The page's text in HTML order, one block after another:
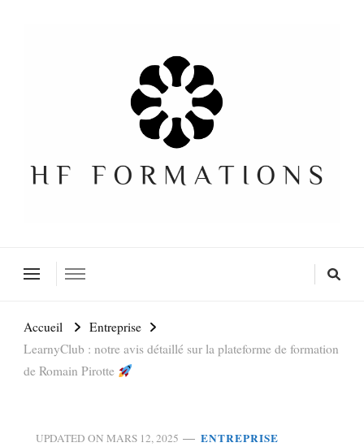
Accueil
Entreprise
LearnyClub : notre avis détaillé sur la plateforme de formation
de Romain Pirotte
UPDATED ON MARS 12, 2025 ENTREPRISE